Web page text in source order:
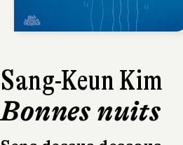
Sang-Keun Kim
Bonnes nuits